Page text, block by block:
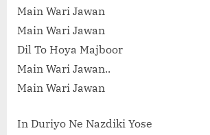
Main Wari Jawan
Main Wari Jawan
Dil To Hoya Majboor
Main Wari Jawan..
Main Wari Jawan
In Duriyo Ne Nazdiki Yose